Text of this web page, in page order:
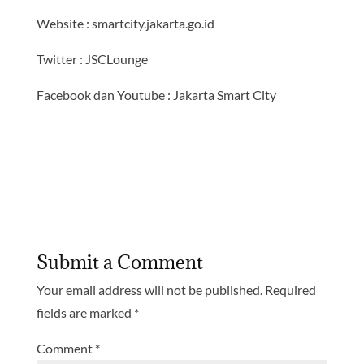
Website : smartcity.jakarta.go.id
Twitter : JSCLounge
Facebook dan Youtube : Jakarta Smart City
Submit a Comment
Your email address will not be published. Required
fields are marked *
Comment *